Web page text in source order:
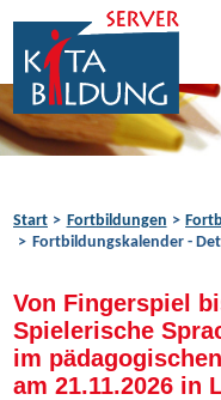
Zum Inhalt springen
Zur Navigation springen
Zum Fußbereich springen
Start Fortbildungen
Fortbildungskalender -
Von Fingerspiel
Spielerische
im
am 21.11.2026 in